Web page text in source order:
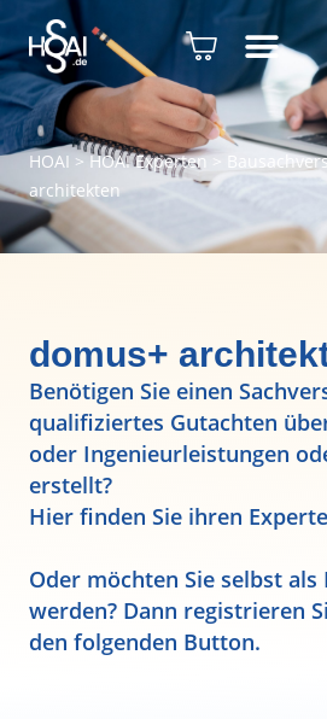
HOAI > HOAI Experten>
architekten
domus+
Benötigen Sie einen
qualifiziertes Gutachten
oder Ingenieurleistungen
erstellt?
Hier finden Sie ihren
Oder möchten Sie selbst
werden? Dann registrieren
den folgenden Button.